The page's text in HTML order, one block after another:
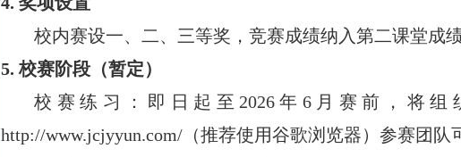
校内赛设一、二、三等奖，竞赛成绩纳入第二课堂成
5. 校赛阶段（暂定）
校赛练习：即日起至 2026年 6月赛前，将组
http://www.jcjyyun.com/ （推荐使用谷歌浏览器）参赛团